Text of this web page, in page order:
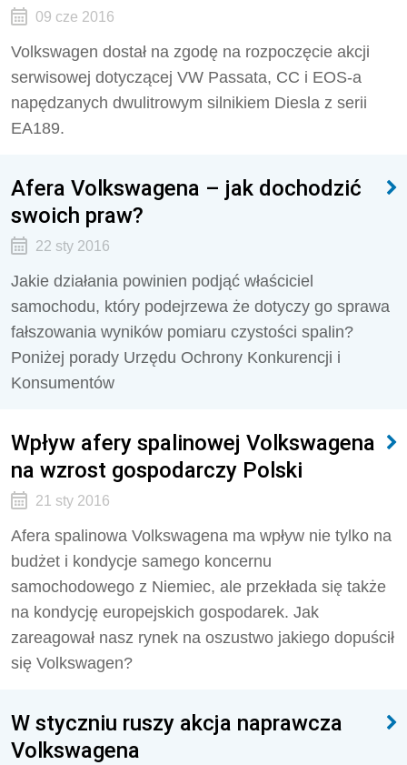
09 cze 2016
Volkswagen dostał na zgodę na rozpoczęcie akcji
serwisowej dotyczącej VW Passata, CC i EOS-a
napędzanych dwulitrowym silnikiem Diesla z serii
EA189.
Afera Volkswagena – jak dochodzić
swoich praw?
22 sty 2016
Jakie działania powinien podjąć właściciel
samochodu, który podejrzewa że dotyczy go sprawa
fałszowania wyników pomiaru czystości spalin?
Poniżej porady Urzędu Ochrony Konkurencji i
Konsumentów
Wpływ afery spalinowej Volkswagena
na wzrost gospodarczy Polski
21 sty 2016
Afera spalinowa Volkswagena ma wpływ nie tylko na
budżet i kondycje samego koncernu
samochodowego z Niemiec, ale przekłada się także
na kondycję europejskich gospodarek. Jak
zareagował nasz rynek na oszustwo jakiego dopuścił
się Volkswagen?
W styczniu ruszy akcja naprawcza
Volkswagena